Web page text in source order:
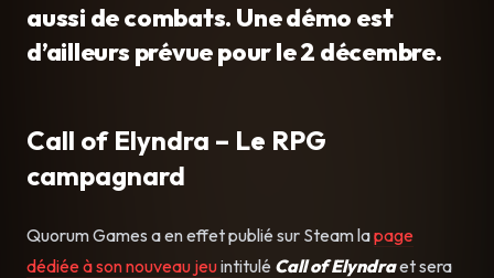
aussi de combats. Une démo est
d’ailleurs prévue pour le 2 décembre.
Call of Elyndra – Le RPG
campagnard
Quorum Games a en effet publié sur Steam lapage
dédiée à son nouveau jeuintitulé Call of Elyndraet sera